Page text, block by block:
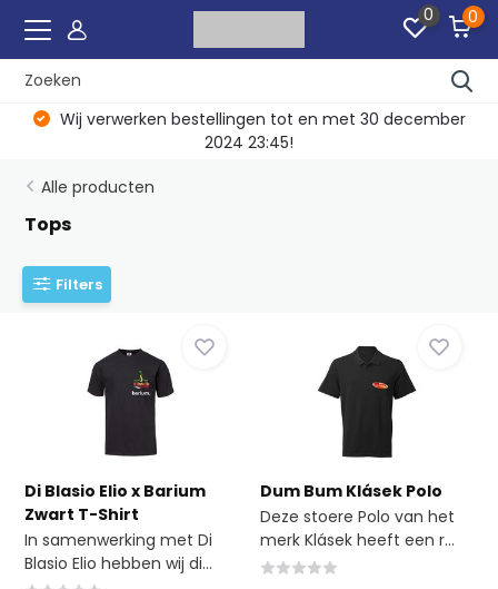
0 0
Wij verwerken bestellingen tot en met 30 december
2024 23:45!
Alle producten
Tops
Filters
Di Blasio Elio x Barium
Zwart T-Shirt
In samenwerking met Di
Blasio Elio hebben wij di...
Dum Bum Klásek Polo
Deze stoere Polo van het
merk Klásek heeft een r...